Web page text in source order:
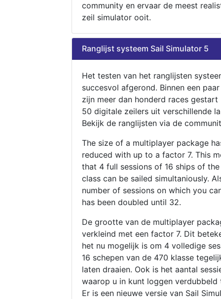
community en ervaar de meest
zeil simulator ooit.
Ranglijst systeem Sail Simulator 5
Het testen van het ranglijsten
succesvol afgerond. Binnen een
zijn meer dan honderd races gestart
50 digitale zeilers uit verschillende
Bekijk de ranglijsten via de
The size of a multiplayer package
reduced with up to a factor 7. This
that 4 full sessions of 16 ships of
class can be sailed simultaniously.
number of sessions on which you
has been doubled until 32.
De grootte van de multiplayer
verkleind met een factor 7. Dit
het nu mogelijk is om 4 volledige
16 schepen van de 470 klasse
laten draaien. Ook is het aantal
waarop u in kunt loggen verdubbeld
Er is een nieuwe versie van Sail